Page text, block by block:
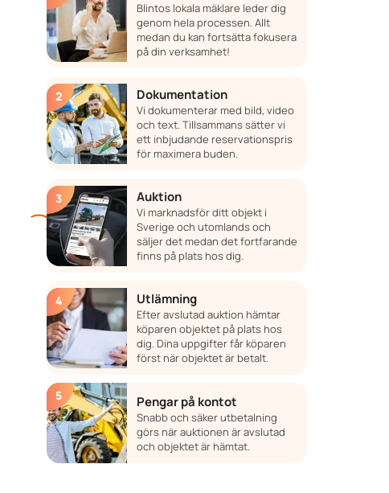
Blintos lokala mäklare leder dig
genom hela processen. Allt
medan du kan fortsätta fokusera
på din verksamhet!
Dokumentation
Vi dokumenterar med bild, video
och text. Tillsammans sätter vi
ett inbjudande reservationspris
för maximera buden.
Auktion
Vi marknadsför ditt objekt i
Sverige och utomlands och
säljer det medan det fortfarande
finns på plats hos dig.
Utlämning
Efter avslutad auktion hämtar
köparen objektet på plats hos
dig. Dina uppgifter får köparen
först när objektet är betalt.
Pengar på kontot
Snabb och säker utbetalning
görs när auktionen är avslutad
och objektet är hämtat.